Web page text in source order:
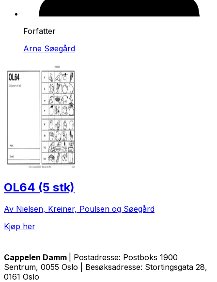
Forfatter
Arne Søegård
OL64 (5 stk)
Av Nielsen, Kreiner, Poulsen og Søegård
Kjøp her
Cappelen Damm
| Postadresse: Postboks 1900
Sentrum, 0055 Oslo | Besøksadresse: Stortingsgata 28,
0161 Oslo